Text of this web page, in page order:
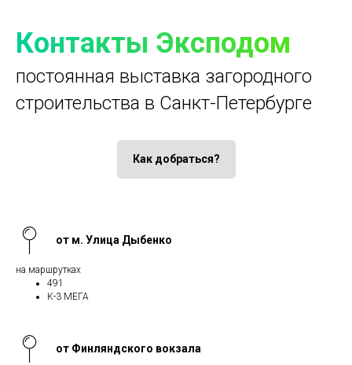
Контакты Эксподом
постоянная выставка загородного
строительства в Санкт-Петербурге
Как добраться?
от м. Улица Дыбенко
на маршрутках
491
К-3 МЕГА
от Финляндского вокзала